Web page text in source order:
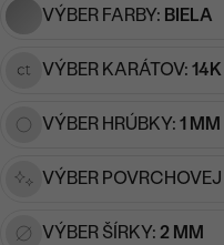
VÝBER FARBY: BIELA
VÝBER KARÁTOV: 14K
VÝBER HRÚBKY: 1 MM
VÝBER
VÝBER ŠÍRKY: 2 MM